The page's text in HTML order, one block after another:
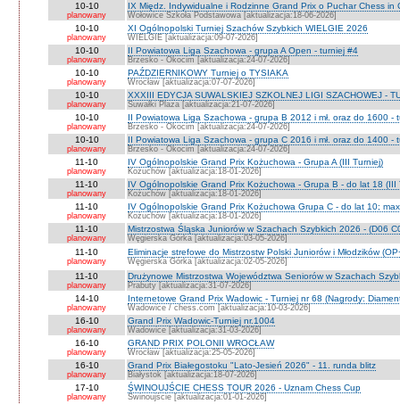
10-10
planowany
IX Międz. Indywidualne i Rodzinne Grand Prix o Puchar Chess in
Wołowice Szkoła Podstawowa [aktualizacja:18-06-2026]
10-10
planowany
XI Ogólnopolski Turniej Szachów Szybkich WIELGIE 2026
WIELGIE [aktualizacja:09-07-2026]
10-10
planowany
II Powiatowa Liga Szachowa - grupa A Open - turniej #4
Brzesko - Okocim [aktualizacja:24-07-2026]
10-10
planowany
PAŹDZIERNIKOWY Turniej o TYSIAKA
Wrocław [aktualizacja:07-07-2026]
10-10
planowany
XXXIII EDYCJA SUWALSKIEJ SZKOLNEJ LIGI SZACHOWEJ -
Suwałki Plaza [aktualizacja:21-07-2026]
10-10
planowany
II Powiatowa Liga Szachowa - grupa B 2012 i mł. oraz do 1600 -
Brzesko - Okocim [aktualizacja:24-07-2026]
10-10
planowany
II Powiatowa Liga Szachowa - grupa C 2016 i mł. oraz do 1400 -
Brzesko - Okocim [aktualizacja:24-07-2026]
11-10
planowany
IV Ogólnopolskie Grand Prix Kożuchowa - Grupa A (III Turniej)
Kożuchów [aktualizacja:18-01-2026]
11-10
planowany
IV Ogólnopolskie Grand Prix Kożuchowa - Grupa B - do lat 18 (III
Kożuchów [aktualizacja:18-01-2026]
11-10
planowany
IV Ogólnopolskie Grand Prix Kożuchowa Grupa C - do lat 10;
Kożuchów [aktualizacja:18-01-2026]
11-10
planowany
Mistrzostwa Śląska Juniorów w Szachach Szybkich 2026 - (D06
Węgierska Górka [aktualizacja:03-05-2026]
11-10
planowany
Eliminacje strefowe do Mistrzostw Polski Juniorów i Młodzików
Węgierska Górka [aktualizacja:02-05-2026]
11-10
planowany
Drużynowe Mistrzostwa Województwa Seniorów w Szachach
Prabuty [aktualizacja:31-07-2026]
14-10
planowany
Internetowe Grand Prix Wadowic - Turniej nr 68 (Nagrody:
Wadowice / chess.com [aktualizacja:10-03-2026]
16-10
planowany
Grand Prix Wadowic-Turniej nr.1004
Wadowice [aktualizacja:31-03-2026]
16-10
planowany
GRAND PRIX POLONII WROCŁAW
Wrocław [aktualizacja:25-05-2026]
16-10
planowany
Grand Prix Białegostoku "Lato-Jesień 2026" - 11. runda blitz
Białystok [aktualizacja:18-07-2026]
17-10
planowany
ŚWINOUJŚCIE CHESS TOUR 2026 - Uznam Chess Cup
Świnoujście [aktualizacja:01-01-2026]